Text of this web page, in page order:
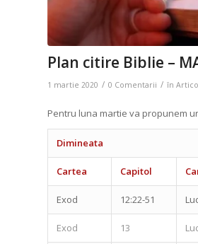
Plan citire Biblie –
1 martie 2020 / 0 Comentarii / în
Pentru luna martie va propunem
Dimineata
Cartea Capitol
Exod 12:22-51
Exod 13